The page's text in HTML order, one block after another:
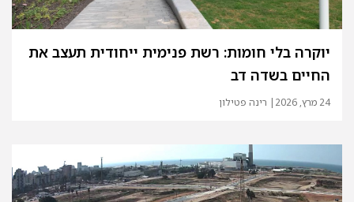
יוקרה בלי חומות: רשת פנימית ייחודית תעצב את
החיים בשדה דב
24 מרץ, 2026 | רינה פטילון